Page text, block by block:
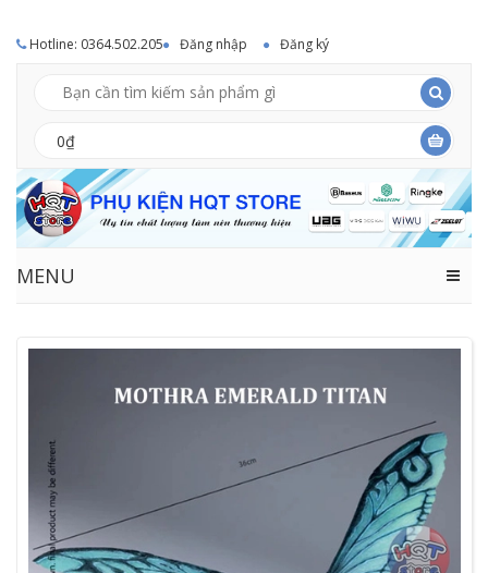
Hotline: 0364.502.205 Đăng nhập Đăng ký
0₫
MENU